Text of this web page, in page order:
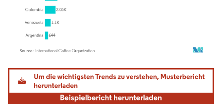
Bild © Mordor Intelligence. Wiederverwendung erfordert Namensnennung gemäß